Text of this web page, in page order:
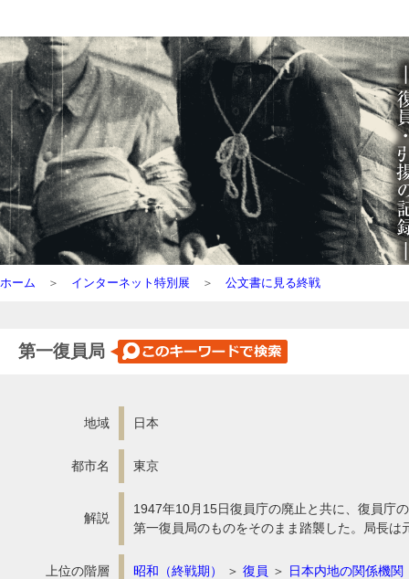
ホーム ＞ インターネット特別展 ＞ 公文書に見る終戦
第一復員局
地域 日本
都市名 東京
解説
1947年10月15日復員庁の廃止と共に、復員庁
第一復員局のものをそのまま踏襲した。局長
上位の階層 昭和（終戦期） ＞ 復員 ＞ 日本内地の関係機関